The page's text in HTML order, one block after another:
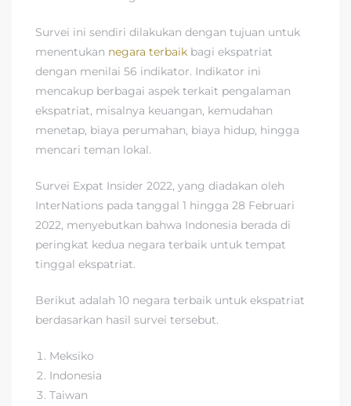
Survei ini sendiri dilakukan dengan tujuan untuk
menentukan negara terbaik bagi ekspatriat
dengan menilai 56 indikator. Indikator ini
mencakup berbagai aspek terkait pengalaman
ekspatriat, misalnya keuangan, kemudahan
menetap, biaya perumahan, biaya hidup, hingga
mencari teman lokal.
Survei Expat Insider 2022, yang diadakan oleh
InterNations pada tanggal 1 hingga 28 Februari
2022, menyebutkan bahwa Indonesia berada di
peringkat kedua negara terbaik untuk tempat
tinggal ekspatriat.
Berikut adalah 10 negara terbaik untuk ekspatriat
berdasarkan hasil survei tersebut.
Meksiko
Indonesia
Taiwan